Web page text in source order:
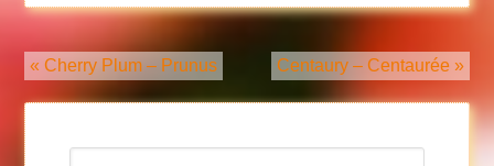
« Cherry Plum – Prunus Centaury – Centaurée »